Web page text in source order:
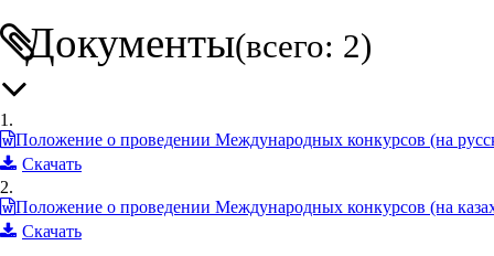
Документы(всего: 2)
1.
Положение о проведении Международных конкурсов (на
Скачать
2.
Положение о проведении Международных конкурсов (на
Скачать